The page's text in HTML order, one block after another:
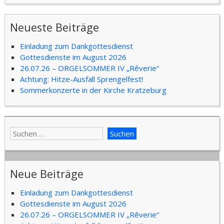
Neueste Beiträge
Einladung zum Dankgottesdienst
Gottesdienste im August 2026
26.07.26 – ORGELSOMMER IV „Rêverie“
Achtung: Hitze-Ausfall Sprengelfest!
Sommerkonzerte in der Kirche Kratzeburg
Neue Beiträge
Einladung zum Dankgottesdienst
Gottesdienste im August 2026
26.07.26 – ORGELSOMMER IV „Rêverie“